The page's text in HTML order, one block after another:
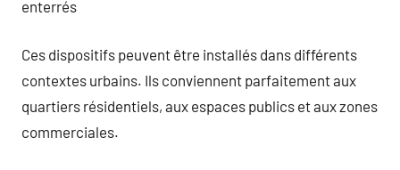
enterrés
Ces dispositifs peuvent être installés dans différents
contextes urbains. Ils conviennent parfaitement aux
quartiers résidentiels, aux espaces publics et aux zones
commerciales.